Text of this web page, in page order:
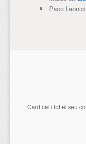
Paco
Card.cati tot el seu